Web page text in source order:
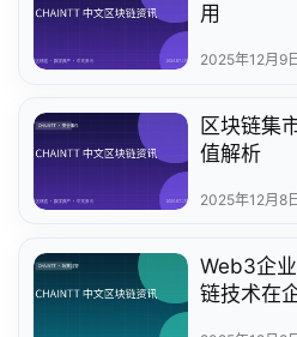
用
2025年12月9日
区块链集
值解析
2025年12月8日
Web3企
链技术在